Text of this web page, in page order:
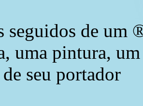
seguidos de um
uma pintura,
seu portador